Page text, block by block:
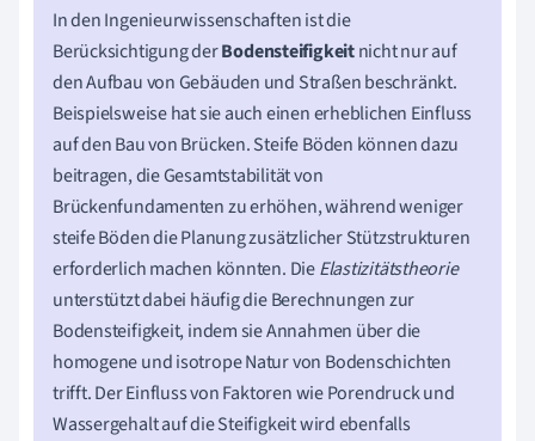
In den Ingenieurwissenschaften ist die
Berücksichtigung derBodensteifigkeitnicht nur auf
den Aufbau von Gebäuden und Straßen beschränkt.
Beispielsweise hat sie auch einen erheblichen Einfluss
auf den Bau von Brücken. Steife Böden können dazu
beitragen, die Gesamtstabilität von
Brückenfundamenten zu erhöhen, während weniger
steife Böden die Planung zusätzlicher Stützstrukturen
erforderlich machen könnten. DieElastizitätstheorie
unterstützt dabei häufig die Berechnungen zur
Bodensteifigkeit, indem sie Annahmen über die
homogene und isotrope Natur von Bodenschichten
trifft. Der Einfluss von Faktoren wie Porendruck und
Wassergehalt auf die Steifigkeit wird ebenfalls